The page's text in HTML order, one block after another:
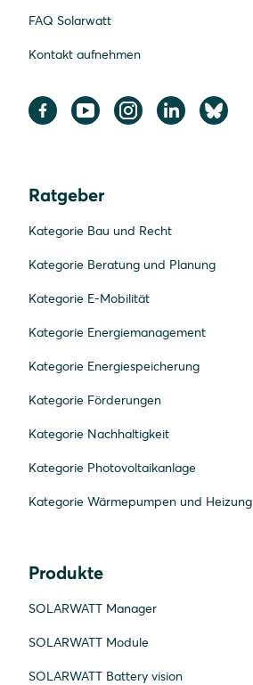
FAQ Solarwatt
Kontakt aufnehmen
Ratgeber
Kategorie Bau und Recht
Kategorie Beratung und Planung
Kategorie E-Mobilität
Kategorie Energiemanagement
Kategorie Energiespeicherung
Kategorie Förderungen
Kategorie Nachhaltigkeit
Kategorie Photovoltaikanlage
Kategorie Wärmepumpen und Heizung
Produkte
SOLARWATT Manager
SOLARWATT Module
SOLARWATT Battery vision